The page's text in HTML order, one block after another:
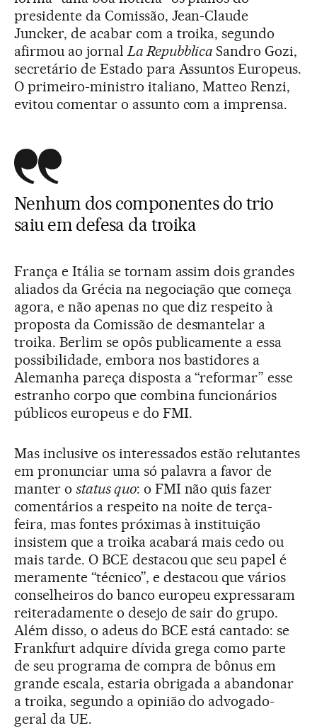
presidente da Comissão, Jean-Claude
Juncker, de acabar com a troika, segundo
afirmou ao jornalLa RepubblicaSandro Gozi,
secretário de Estado para Assuntos Europeus.
O primeiro-ministro italiano, Matteo Renzi,
evitou comentar o assunto com a imprensa.
Nenhum dos componentes do trio
saiu em defesa da troika
França e Itália se tornam assim dois grandes
aliados da Grécia na negociação que começa
agora, e não apenas no que diz respeito à
proposta da Comissão de desmantelar a
troika. Berlim se opôs publicamente a essa
possibilidade, embora nos bastidores a
Alemanha pareça disposta a “reformar” esse
estranho corpo que combina funcionários
públicos europeus e do FMI.
Mas inclusive os interessados estão relutantes
em pronunciar uma só palavra a favor de
manter o status quo: o FMI não quis fazer
comentários a respeito na noite de terça-
feira, mas fontes próximas à instituição
insistem que a troika acabará mais cedo ou
mais tarde. O BCE destacou que seu papel é
meramente “técnico”, e destacou que vários
conselheiros do banco europeu expressaram
reiteradamente o desejo de sair do grupo.
Além disso, o adeus do BCE está cantado: se
Frankfurt adquire dívida grega como parte
de seu programa de compra de bônus em
grande escala, estaria obrigada a abandonar
a troika, segundo a opinião do advogado-
geral da UE.